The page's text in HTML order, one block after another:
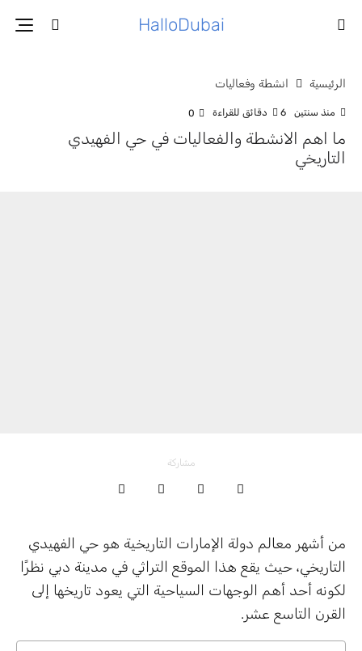
HalloDubai
الرئيسية انشطة وفعاليات
منذ سنتين 6 دقائق للقراءة 0
ما اهم الانشطة والفعاليات في حي الفهيدي
التاريخي
مشاركة
من أشهر معالم دولة الإمارات التاريخية هو حي الفهيدي
التاريخي، حيث يقع هذا الموقع التراثي في مدينة دبي نظرًا
لكونه أحد أهم الوجهات السياحية التي يعود تاريخها إلى
القرن التاسع عشر.